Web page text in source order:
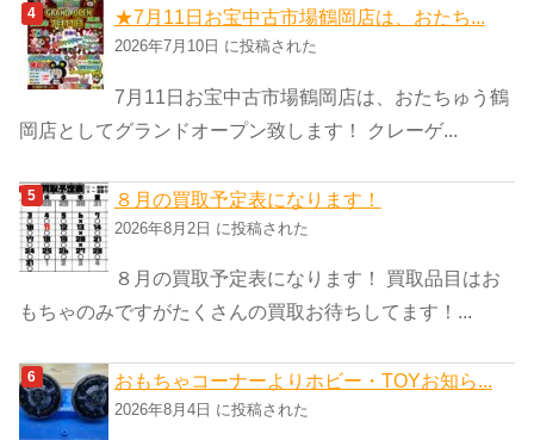
★7月11日お宝中古市場鶴岡店は、おたち...
2026年7月10日 に投稿された
7月11日お宝中古市場鶴岡店は、おたちゅう鶴
岡店としてグランドオープン致します！ クレーゲ...
８月の買取予定表になります！
2026年8月2日 に投稿された
８月の買取予定表になります！ 買取品目はお
もちゃのみですがたくさんの買取お待ちしてます！...
おもちゃコーナーよりホビー・TOYお知ら...
2026年8月4日 に投稿された